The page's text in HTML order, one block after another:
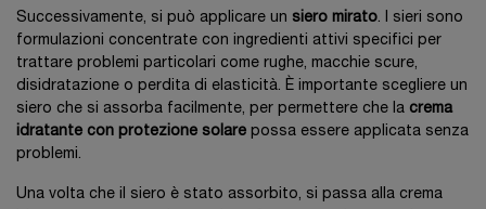
Successivamente, si può applicare un siero mirato. I sieri sono
formulazioni concentrate con ingredienti attivi specifici per
trattare problemi particolari come rughe, macchie scure,
disidratazione o perdita di elasticità. È importante scegliere un
siero che si assorba facilmente, per permettere che la crema
idratante con protezione solare possa essere applicata senza
problemi.
Una volta che il siero è stato assorbito, si passa alla crema